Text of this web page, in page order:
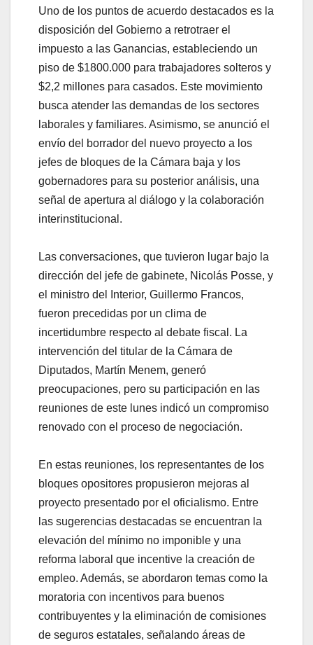
Uno de los puntos de acuerdo destacados es la
disposición del Gobierno a retrotraer el
impuesto a las Ganancias, estableciendo un
piso de $1800.000 para trabajadores solteros y
$2,2 millones para casados. Este movimiento
busca atender las demandas de los sectores
laborales y familiares. Asimismo, se anunció el
envío del borrador del nuevo proyecto a los
jefes de bloques de la Cámara baja y los
gobernadores para su posterior análisis, una
señal de apertura al diálogo y la colaboración
interinstitucional.
Las conversaciones, que tuvieron lugar bajo la
dirección del jefe de gabinete, Nicolás Posse, y
el ministro del Interior, Guillermo Francos,
fueron precedidas por un clima de
incertidumbre respecto al debate fiscal. La
intervención del titular de la Cámara de
Diputados, Martín Menem, generó
preocupaciones, pero su participación en las
reuniones de este lunes indicó un compromiso
renovado con el proceso de negociación.
En estas reuniones, los representantes de los
bloques opositores propusieron mejoras al
proyecto presentado por el oficialismo. Entre
las sugerencias destacadas se encuentran la
elevación del mínimo no imponible y una
reforma laboral que incentive la creación de
empleo. Además, se abordaron temas como la
moratoria con incentivos para buenos
contribuyentes y la eliminación de comisiones
de seguros estatales, señalando áreas de